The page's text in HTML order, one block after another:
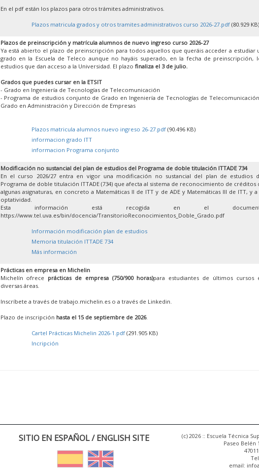
En el pdf están los plazos para otros trámites administrativos.
Plazos matricula grados y otros tramites administrativos curso 2026-27.pdf(80.929 KB)
Plazos de preinscripción y matrícula alumnos de nuevo ingreso curso 2026-27
Ya está abierto el plazo de preinscripción para todos aquellos que queráis acceder a estudiar
grado en la Escuela de Teleco aunque no hayáis superado, en la fecha de preinscripción,
estudios que dan acceso a la Universidad. El plazo finaliza el 3 de julio.
Grados que puedes cursar en la ETSIT
- Grado en Ingeniería de Tecnologías de Telecomunicación
- Programa de estudios conjunto de Grado en Ingeniería de Tecnologías de
Grado en Administración y Dirección de Empresas
Plazos matricula alumnos nuevo ingreso 26-27.pdf(90.496 KB)
informacion grado ITT
informacion Programa conjunto
Modificación no sustancial del plan de estudios del Programa de doble titulación ITTADE 734
En el curso 2026/27 entra en vigor una modificación no sustancial del plan de estudios
Programa de doble titulación ITTADE (734) que afecta al sistema de reconocimiento de créditos
algunas asignaturas, en concreto a Matemáticas II de ITT y de ADE y Matemáticas III de ITT, y a
optatividad.
Esta información está recogida en el
https://www.tel.uva.es/bin/docencia/TransitorioReconocimientos_Doble_Grado.pdf
Información modificación plan de estudios
Memoria titulación ITTADE 734
Más información
Prácticas en empresa en Michelin
Michelín ofrece prácticas de empresa (750/900 horas)para estudiantes de últimos cursos
diversas áreas.
Inscríbete a través de trabajo.michelin.es o a través de Linkedin.
Plazo de inscripción hasta el 15 de septiembre de 2026.
Cartel Prácticas Michelin 2026-1.pdf(291.905 KB)
Incripción
SITIO EN ESPAÑOL / ENGLISH SITE
(c) 2026 :: Escuela Técnica
Paseo Belén
email: